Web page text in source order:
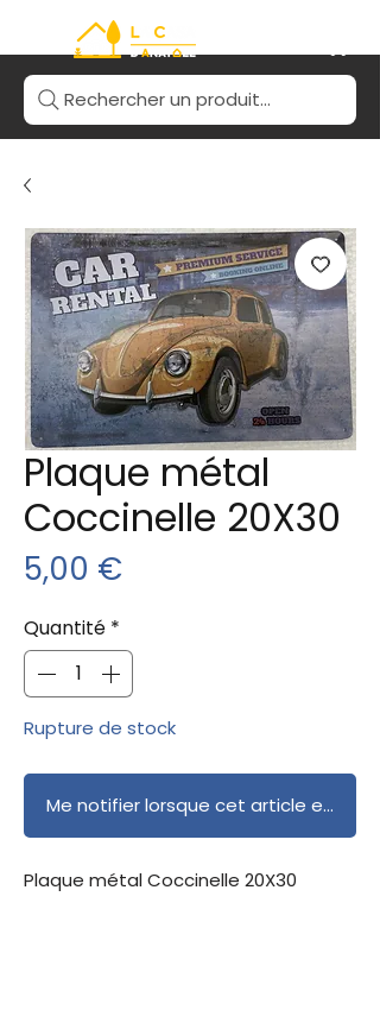
Rechercher un produit...
Plaque métal
Coccinelle 20X30
5,00 €
Quantité *
Rupture de stock
Me notifier lorsque cet article est
Plaque métal Coccinelle 20X30